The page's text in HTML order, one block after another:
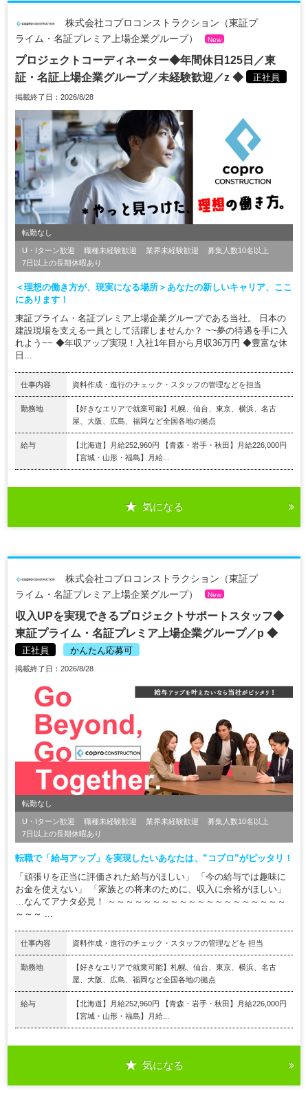
株式会社コプロコンストラクション（東証プ
ライム・名証プレミア上場企業グループ）
New
プロジェクトコーディネーター◆年間休日125日／東
証・名証上場企業グループ／未経験歓迎／z ◆
正社員
掲載終了日：2026/8/28
転勤なし
U・Iターン歓迎 職種未経験歓迎 業界未経験歓迎
募集人数10名以上
7日以上の長期休暇あり
＜理想の働き方が、現実になる場所＞あなたの新しいキャリア、ここ
にあります！
東証プライム・名証プレミア上場企業グループである当社。 日本の
建設現場を支える一員として活躍しませんか？ ~~夢の待遇を手に入
れよう~~ ◆年収アップ実現！入社1年目から月収36万円 ◆豊富な休
日...
仕事内容 資料作成・進行のチェック・スタッフの管理などを担当
勤務地
【好きなエリアで就業可能】札幌、仙台、東京、横浜、名古
屋、大阪、広島、福岡など全国各地の拠点
給与
【北海道】月給252,960円 【青森・岩手・秋田】月給226,000円
【宮城・山形・福島】月給...
気になる
株式会社コプロコンストラクション（東証プ
ライム・名証プレミア上場企業グループ）
New
収入UPを実現できるプロジェクトサポートスタッフ◆
東証プライム・名証プレミア上場企業グループ／p ◆
正社員 かんたん応募可
掲載終了日：2026/8/28
転勤なし
U・Iターン歓迎 職種未経験歓迎 業界未経験歓迎
募集人数10名以上
7日以上の長期休暇あり
転職で「給与アップ」を実現したいあなたは、”コプロ”がピッタリ！
「頑張りを正当に評価された給与がほしい」 「今の給与では趣味に
お金を使えない」 「家族との将来のために、収入に余裕がほしい」
…なんてアナタ必見！ ～～～～～～～～～～～～～～～～～～～～
～～～ ...
仕事内容 資料作成・進行のチェック・スタッフの管理などを 担当
勤務地
【好きなエリアで就業可能】札幌、仙台、東京、横浜、名古
屋、大阪、広島、福岡など全国各地の拠点
給与
【北海道】月給252,960円 【青森・岩手・秋田】月給226,000円
【宮城・山形・福島】月給...
気になる